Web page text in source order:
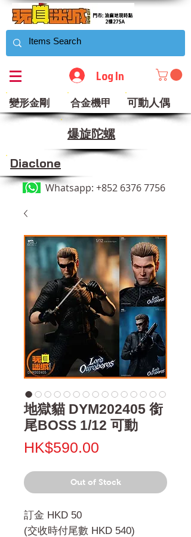
Log In
變形金剛 合金機甲 可動人偶
​爆旋陀螺
Diaclone
Whatsapp: +852 6376 7756
地獄貓 DYM202405 銜
尾BOSS 1/12 可動
HK$590.00
Out of Stock
訂金 HKD 50
(交收時付尾數 HKD 540)